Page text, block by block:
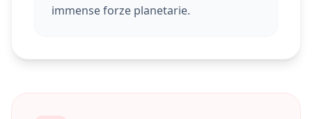
immense forze planetarie.